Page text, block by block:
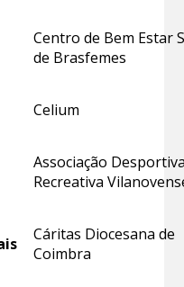
Centro de Bem Estar
de Brasfemes
Celium
Associação
Recreativa
Cáritas Diocesana de
Coimbra